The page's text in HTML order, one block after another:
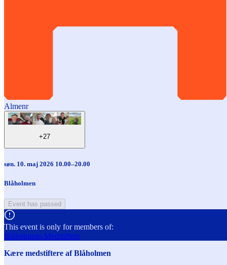
Almenr
+27
søn. 10. maj 2026 10.00–20.00
Blåholmen
Event has passed
This event is only for members of:
Blåholmens Medstiftere
Kære medstiftere af Blåholmen